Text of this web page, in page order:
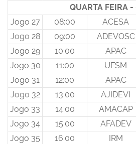
QUARTA FEIRA
Jogo 27
08:00 ACESA
Jogo 28
09:00 ADEVOSC
Jogo 29
10:00 APAC
Jogo 30
11:00 UFSM
Jogo 31
12:00 APAC
Jogo 32
13:00 AJIDEVI
Jogo 33
14:00 AMACAP
Jogo 34
15:00 AFADEV
Jogo 35
16:00 IRM